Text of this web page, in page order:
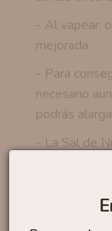
- Al vapear,
mejorada.
- Para
necesario
podrás
- La Sal de
no afecta al
Productos